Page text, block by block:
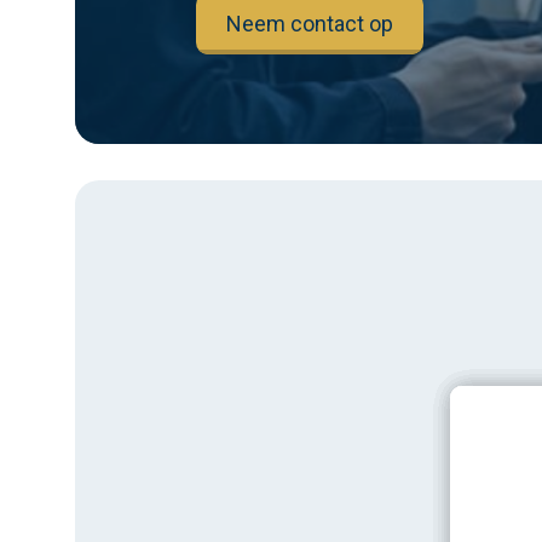
Neem contact op